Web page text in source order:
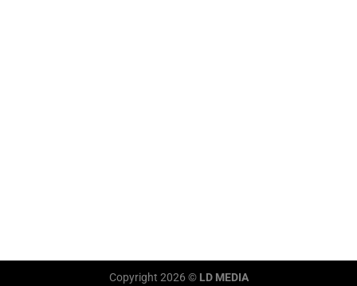
Copyright 2026 © LD MEDIA